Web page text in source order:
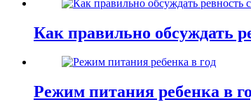
Как правильно обсуждать
Режим питания ребенка в